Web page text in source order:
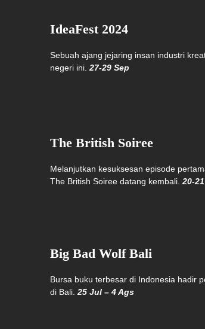
IdeaFest 2024
Sebuah ajang jejaring insan industri
negeri ini. 27-29 Sep
The British Soiree
Melanjutkan kesuksesan episode
The British Soiree datang kembali. 20-
Big Bad Wolf Bali
Bursa buku terbesar di Indonesia hadir
di Bali. 25 Jul – 4 Ags